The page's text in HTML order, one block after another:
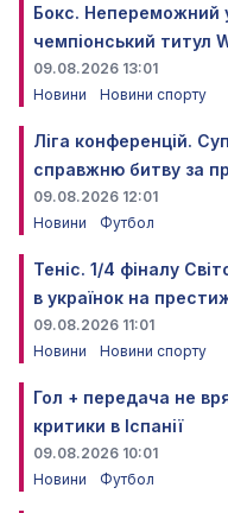
Бокс. Непереможний
чемпіонський титул
09.08.2026 13:01
Новини
Новини спорту
Ліга конференцій.
справжню битву за
09.08.2026 12:01
Новини
Футбол
Теніс. 1/4 фіналу
в українок на
09.08.2026 11:01
Новини
Новини спорту
Гол + передача не
критики в Іспанії
09.08.2026 10:01
Новини
Футбол